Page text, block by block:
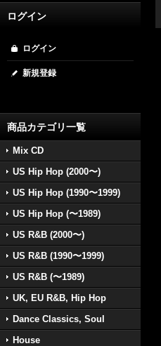
ログイン
ログイン
新規登録
商品カテゴリ一覧
Mix CD
US Hip Hop (2000〜)
US Hip Hop (1990〜1999)
US Hip Hop (〜1989)
US R&B (2000〜)
US R&B (1990〜1999)
US R&B (〜1989)
UK, EU R&B, Hip Hop
Dance Classics, Soul
House